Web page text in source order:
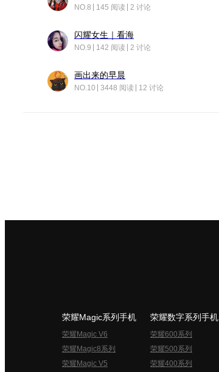
NO.8 145 阅读 2 讨论
闪耀女生｜看海
NO.9 142 阅读 2 讨论
画出来的早晨
NO.10 3448 阅读 12 讨论
荣耀Magic系列手机
荣耀Magic V6
荣耀Magic8系列
荣耀Magic V5
荣耀数字系列手机
荣耀600系列
荣耀500系列
荣耀400系列